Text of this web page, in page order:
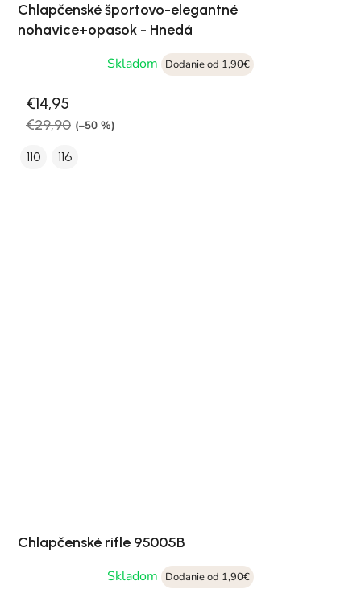
Chlapčenské športovo-elegantné
nohavice+opasok - Hnedá
Skladom
Dodanie od 1,90€
€14,95
€29,90 (–50 %)
110 116
Chlapčenské rifle 95005B
Skladom
Dodanie od 1,90€